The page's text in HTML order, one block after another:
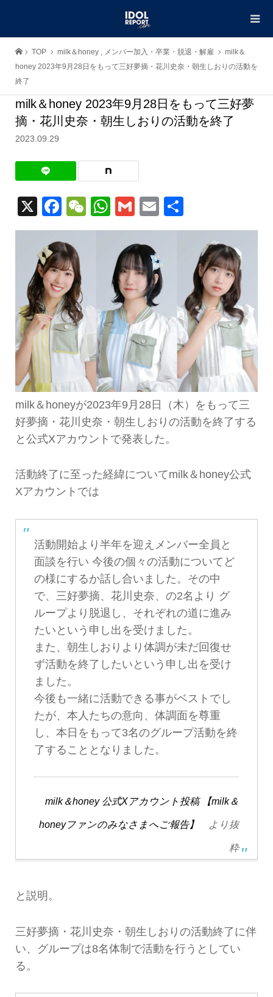
TOP milk＆honey , メンバー加入・卒業・脱退・解雇
milk＆
honey 2023年9月28日をもって三好夢摘・花川史奈・朝生しおりの活動を
終了
milk＆honey 2023年9月28日をもって三好夢
摘・花川史奈・朝生しおりの活動を終了
2023.09.29
X Facebook
WeChat
WhatsApp
GmailEmail
有
milk＆honeyが2023年9月28日（木）をもって三
好夢摘・花川史奈・朝生しおりの活動を終了する
と公式Xアカウントで発表した。
活動終了に至った経緯についてmilk＆honey公式
Xアカウントでは
活動開始より半年を迎えメンバー全員と
面談を行い 今後の個々の活動についてど
の様にするか話し合いました。その中
で、三好夢摘、花川史奈、の2名より グ
ループより脱退し、それぞれの道に進み
たいという申し出を受けました。
また、朝生しおりより体調が未だ回復せ
ず活動を終了したいという申し出を受け
ました。
今後も一緒に活動できる事がベストでし
たが、本人たちの意向、体調面を尊重
し、本日をもって3名のグループ活動を終
了することとなりました。
milk＆honey 公式Xアカウント投稿 【milk＆
honeyファンのみなさまへご報告】 より抜
粋
と説明。
三好夢摘・花川史奈・朝生しおりの活動終了に伴
い、グループは8名体制で活動を行うとしてい
る。